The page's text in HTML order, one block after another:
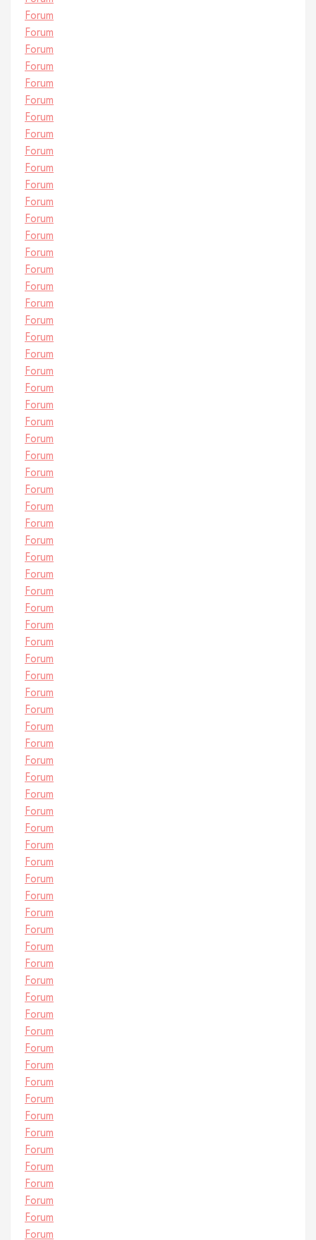
Forum
Forum
Forum
Forum
Forum
Forum
Forum
Forum
Forum
Forum
Forum
Forum
Forum
Forum
Forum
Forum
Forum
Forum
Forum
Forum
Forum
Forum
Forum
Forum
Forum
Forum
Forum
Forum
Forum
Forum
Forum
Forum
Forum
Forum
Forum
Forum
Forum
Forum
Forum
Forum
Forum
Forum
Forum
Forum
Forum
Forum
Forum
Forum
Forum
Forum
Forum
Forum
Forum
Forum
Forum
Forum
Forum
Forum
Forum
Forum
Forum
Forum
Forum
Forum
Forum
Forum
Forum
Forum
Forum
Forum
Forum
Forum
Forum